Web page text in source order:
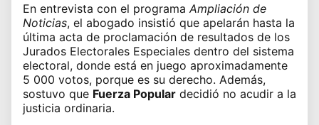
En entrevista con el programa Ampliación de
Noticias, el abogado insistió que apelarán hasta la
última acta de proclamación de resultados de los
Jurados Electorales Especiales dentro del sistema
electoral, donde está en juego aproximadamente
5 000 votos, porque es su derecho. Además,
sostuvo que Fuerza Popular decidió no acudir a la
justicia ordinaria.